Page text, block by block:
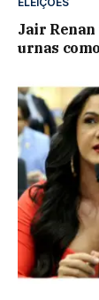
Jair Renan
urnas